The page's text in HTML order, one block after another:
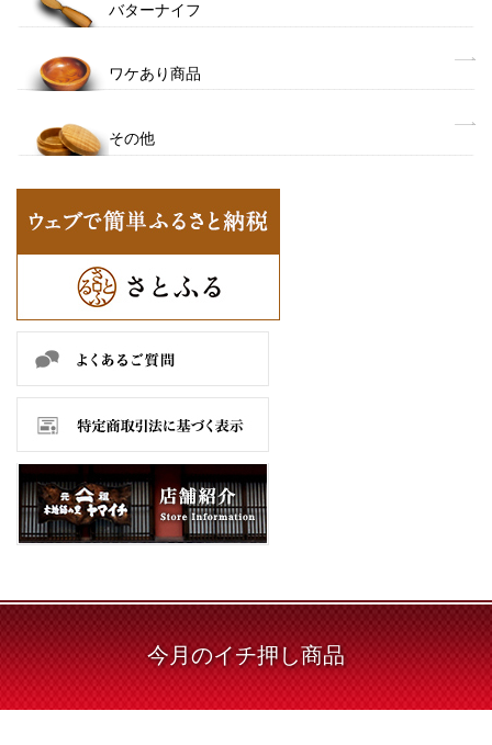
バターナイフ
ワケあり商品
その他
今月のイチ押し商品